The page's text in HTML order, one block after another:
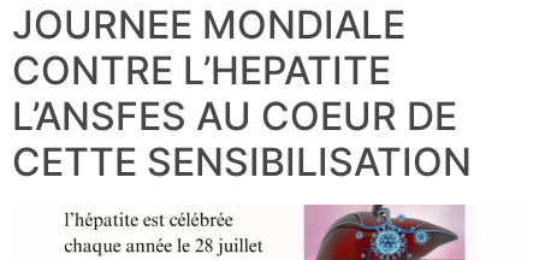
JOURNEE MONDIALE
CONTRE L’HEPATITE
L’ANSFES AU COEUR DE
CETTE SENSIBILISATION